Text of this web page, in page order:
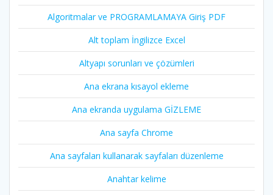
Algoritmalar ve PROGRAMLAMAYA Giriş PDF
Alt toplam İngilizce Excel
Altyapı sorunları ve çözümleri
Ana ekrana kısayol ekleme
Ana ekranda uygulama GİZLEME
Ana sayfa Chrome
Ana sayfaları kullanarak sayfaları düzenleme
Anahtar kelime